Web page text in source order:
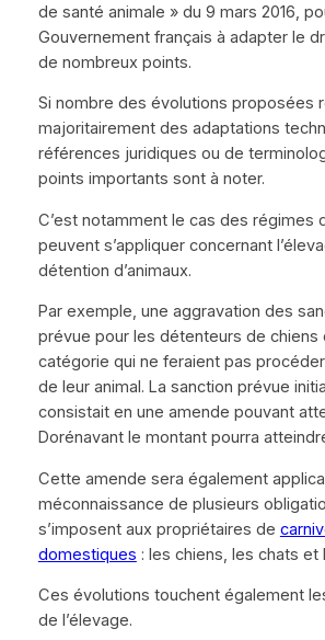
de santé animale » du 9 mars 2016,
Gouvernement français à adapter le
de nombreux points.
Si nombre des évolutions proposées
majoritairement des adaptations
références juridiques ou de
points importants sont à noter.
C’est notamment le cas des régimes
peuvent s’appliquer concernant
détention d’animaux.
Par exemple, une aggravation des
prévue pour les détenteurs de chiens
catégorie qui ne feraient pas procéder
de leur animal. La sanction prévue
consistait en une amende pouvant
Dorénavant le montant pourra
Cette amende sera également
méconnaissance de plusieurs
s’imposent aux propriétaires de
domestiques : les chiens, les chats et
Ces évolutions touchent également
de l’élevage.